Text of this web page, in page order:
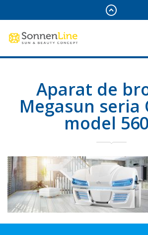
Aparat de
Megasun seria
model